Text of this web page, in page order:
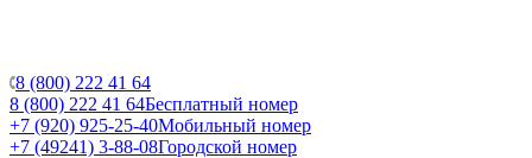
8 (800) 222 41 64
8 (800) 222 41 64Бесплатный номер
+7 (920) 925-25-40Мобильный номер
+7 (49241) 3-88-08Городской номер